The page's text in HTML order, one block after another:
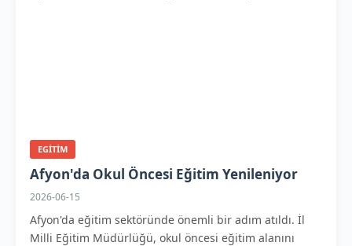
EGITIM
Afyon'da Okul Öncesi Eğitim Yenileniyor
2026-06-15
Afyon'da eğitim sektöründe önemli bir adım atıldı. İl
Milli Eğitim Müdürlüğü, okul öncesi eğitim alanını